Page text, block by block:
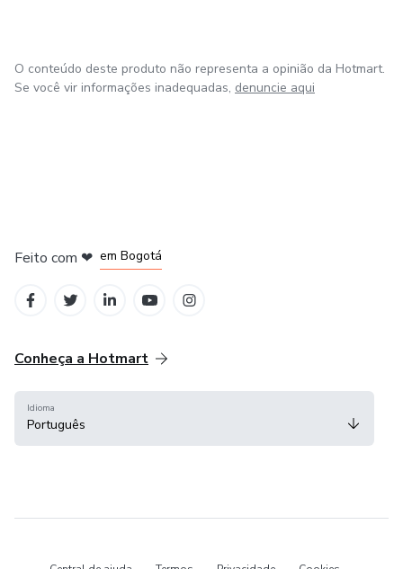
óleos essenciais e chás terapêuticos.
O conteúdo deste produto não representa a opinião da Hotmart.
Se você vir informações inadequadas, denuncie aqui
Feito com ❤ em Bogotá
Conheça a Hotmart
Idioma
Português